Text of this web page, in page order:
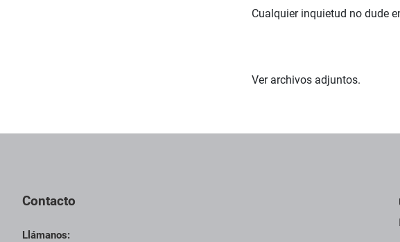
Cualquier inquietud no dude
Ver archivos adjuntos.
Contacto
Llámanos: